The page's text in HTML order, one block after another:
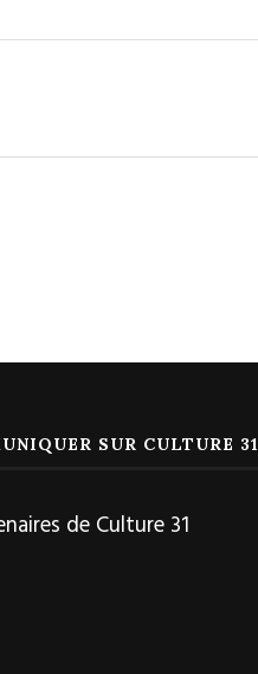
SUR CULTURE 31
de Culture 31